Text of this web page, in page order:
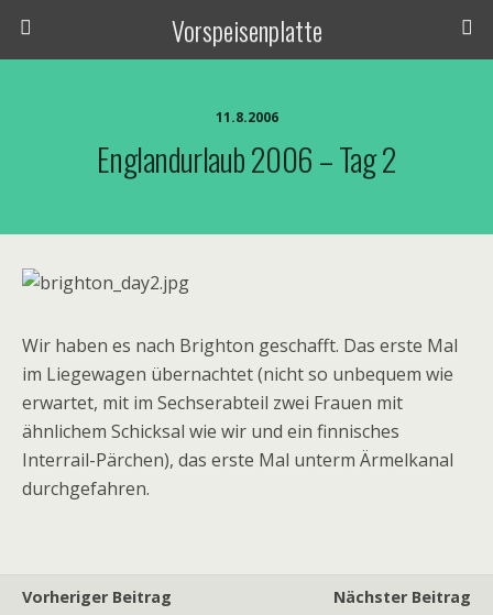
Vorspeisenplatte
11.8.2006
Englandurlaub 2006 – Tag 2
Wir haben es nach Brighton geschafft. Das erste Mal
im Liegewagen übernachtet (nicht so unbequem wie
erwartet, mit im Sechserabteil zwei Frauen mit
ähnlichem Schicksal wie wir und ein finnisches
Interrail-Pärchen), das erste Mal unterm Ärmelkanal
durchgefahren.
Vorheriger Beitrag
Nächster Beitrag